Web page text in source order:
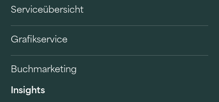
Serviceübersicht
Grafikservice
Buchmarketing
Insights